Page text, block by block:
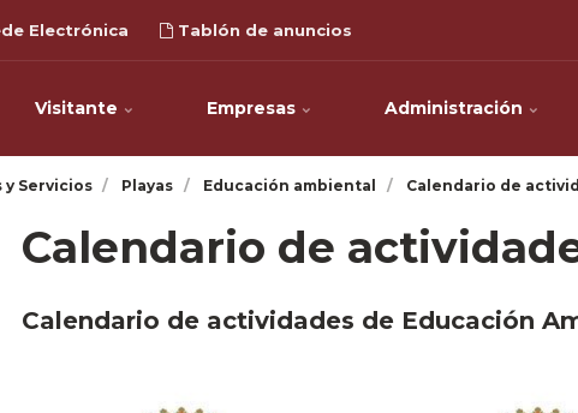
Electrónica Tablón de anuncios
Visitante Empresas Administración
y Servicios Playas Educación ambiental Calendario de
Calendario de
Calendario de actividades de Educación